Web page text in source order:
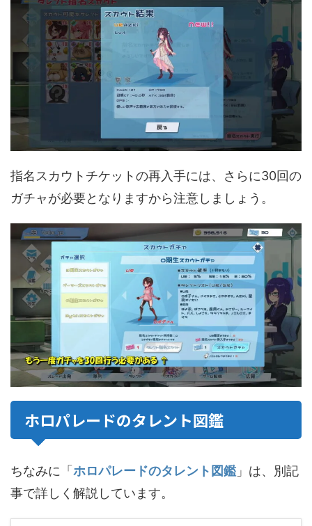
指名スカウトチケットの再入手には、さらに30回の
ガチャが必要となりますから注意しましょう。
ホロパレードのタレント図鑑
ちなみに「 ホロパレードのタレント図鑑 」は、別記
事で詳しく解説しています。